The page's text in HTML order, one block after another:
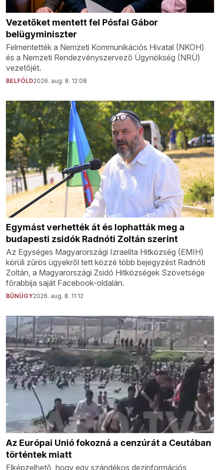
Vezetőket mentett fel Pósfai Gábor
belügyminiszter
Felmentették a Nemzeti Kommunikációs Hivatal (NKOH)
és a Nemzeti Rendezvényszervező Ügynökség (NRÜ)
vezetőjét.
BELFÖLD2026. aug. 8. 12:08
Egymást verhették át és lophatták meg a
budapesti zsidók Radnóti Zoltán szerint
Az Egységes Magyarországi Izraelita Hitközség (EMIH)
körüli zűrös ügyekről tett közzé több bejegyzést Radnóti
Zoltán, a Magyarországi Zsidó Hitközségek Szövetsége
főrabbija saját Facebook-oldalán.
BŰNÜGY2026. aug. 8. 11:12
Az Európai Unió fokozná a cenzúrát a Ceutában
történtek miatt
Elképzelhető, hogy egy szándékos dezinformációs